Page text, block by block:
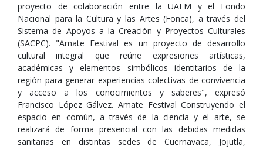
proyecto de colaboración entre la UAEM y el Fondo
Nacional para la Cultura y las Artes (Fonca), a través del
Sistema de Apoyos a la Creación y Proyectos Culturales
(SACPC). "Amate Festival es un proyecto de desarrollo
cultural integral que reúne expresiones artísticas,
académicas y elementos simbólicos identitarios de la
región para generar experiencias colectivas de convivencia
y acceso a los conocimientos y saberes", expresó
Francisco López Gálvez. Amate Festival Construyendo el
espacio en común, a través de la ciencia y el arte, se
realizará de forma presencial con las debidas medidas
sanitarias en distintas sedes de Cuernavaca, Jojutla,